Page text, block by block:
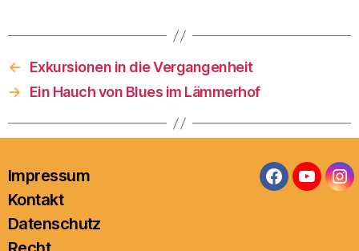
←
Exkursionen in die Vergangenheit
→
Ein Hauch von Blues im Lämmerhof
Impressum
Kontakt
Datenschutz
Facebook